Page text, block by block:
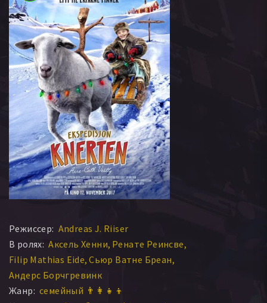
Режиссер: Andreas J. Riiser
В ролях: Аксель Хенни Ренате Реинсве
Filip Mathias Eide Сьюр Ватне Бреан
Андерс Борчгревинк
Жанр: семейный 👨‍👩‍👧‍👦